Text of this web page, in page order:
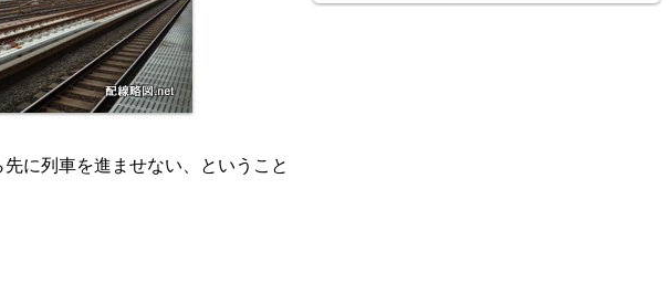
に列車を進ませない、ということ